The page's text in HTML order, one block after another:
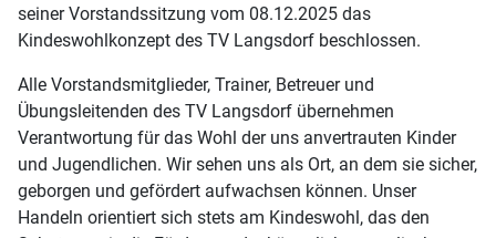
seiner Vorstandssitzung vom 08.12.2025 das
Kindeswohlkonzept des TV Langsdorf beschlossen.
Alle Vorstandsmitglieder, Trainer, Betreuer und
Übungsleitenden des TV Langsdorf übernehmen
Verantwortung für das Wohl der uns anvertrauten Kinder
und Jugendlichen. Wir sehen uns als Ort, an dem sie sicher,
geborgen und gefördert aufwachsen können. Unser
Handeln orientiert sich stets am Kindeswohl, das den